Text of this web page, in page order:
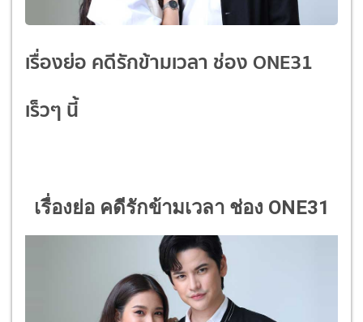
เรื่องย่อ คดีรักข้ามเวลา ช่อง ONE31
เร็วๆ นี้
เรื่องย่อ คดีรักข้ามเวลา ช่อง ONE31